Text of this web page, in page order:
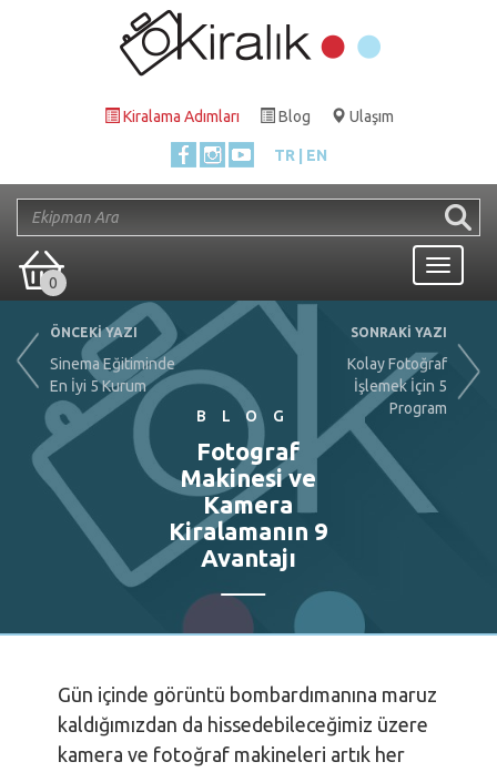
Kiralama Adımları Blog Ulaşım
TR EN
0
Toggle
BLOG
Fotograf
Makinesi ve
Kamera
Kiralamanın 9
Avantajı
ÖNCEKİ YAZI
Sinema Eğitiminde
En İyi 5 Kurum
SONRAKİ YAZI
Kolay Fotoğraf
İşlemek İçin 5
Program
Gün içinde görüntü bombardımanına maruz
kaldığımızdan da hissedebileceğimiz üzere
kamera ve fotoğraf makineleri artık her